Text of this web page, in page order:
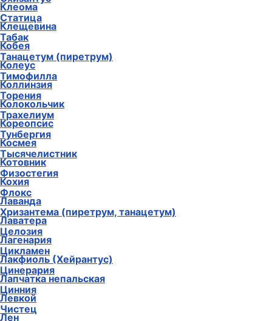
Статица
Табак
Танацетум (пиретрум)
Тимофилла
Торения
Трахелиум
Тунбергия
Тысячелистник
Физостегия
Флокс
Хризантема (пиретрум, танацетум)
Целозия
Цикламен
Цинерария
Цинния
Чистец
Клеома
Клещевина
Кобея
Колеус
Коллинзия
Колокольчик
Кореопсис
Космея
Котовник
Кохия
Лаванда
Лаватера
Лагенария
Лакфиоль (Хейрантус)
Лапчатка непальская
Левкой
Лен